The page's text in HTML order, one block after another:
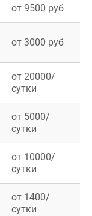
от 9500 руб
от 3000 руб
от 20000/
сутки
от 5000/
сутки
от 10000/
сутки
от 1400/
сутки